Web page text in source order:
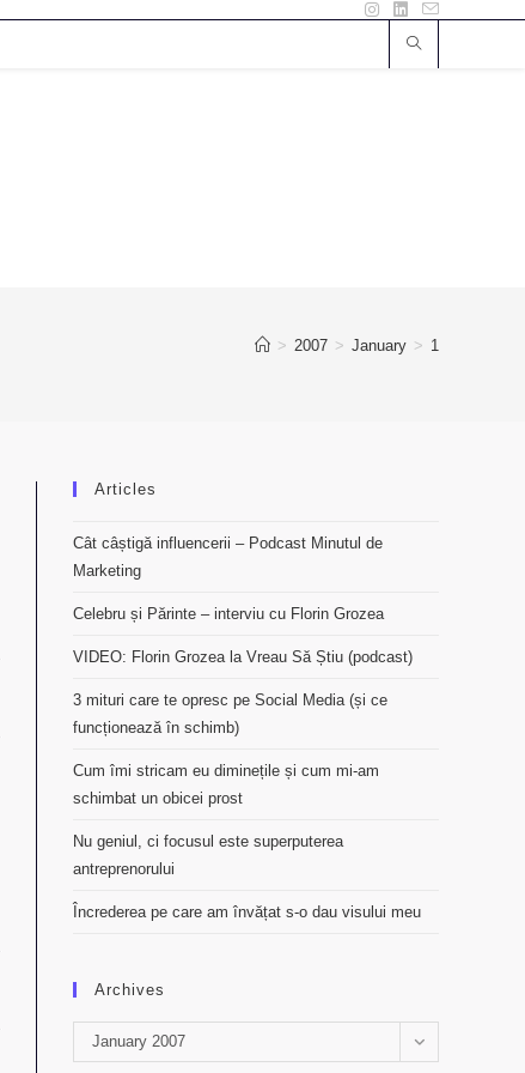
> 2007 > January > 1
Articles
Cât câștigă influencerii – Podcast Minutul de
Marketing
Celebru și Părinte – interviu cu Florin Grozea
VIDEO: Florin Grozea la Vreau Să Știu (podcast)
3 mituri care te opresc pe Social Media (și ce
funcționează în schimb)
Cum îmi stricam eu diminețile și cum mi-am
schimbat un obicei prost
Nu geniul, ci focusul este superputerea
antreprenorului
Încrederea pe care am învățat s-o dau visului meu
Archives
Archives
January 2007